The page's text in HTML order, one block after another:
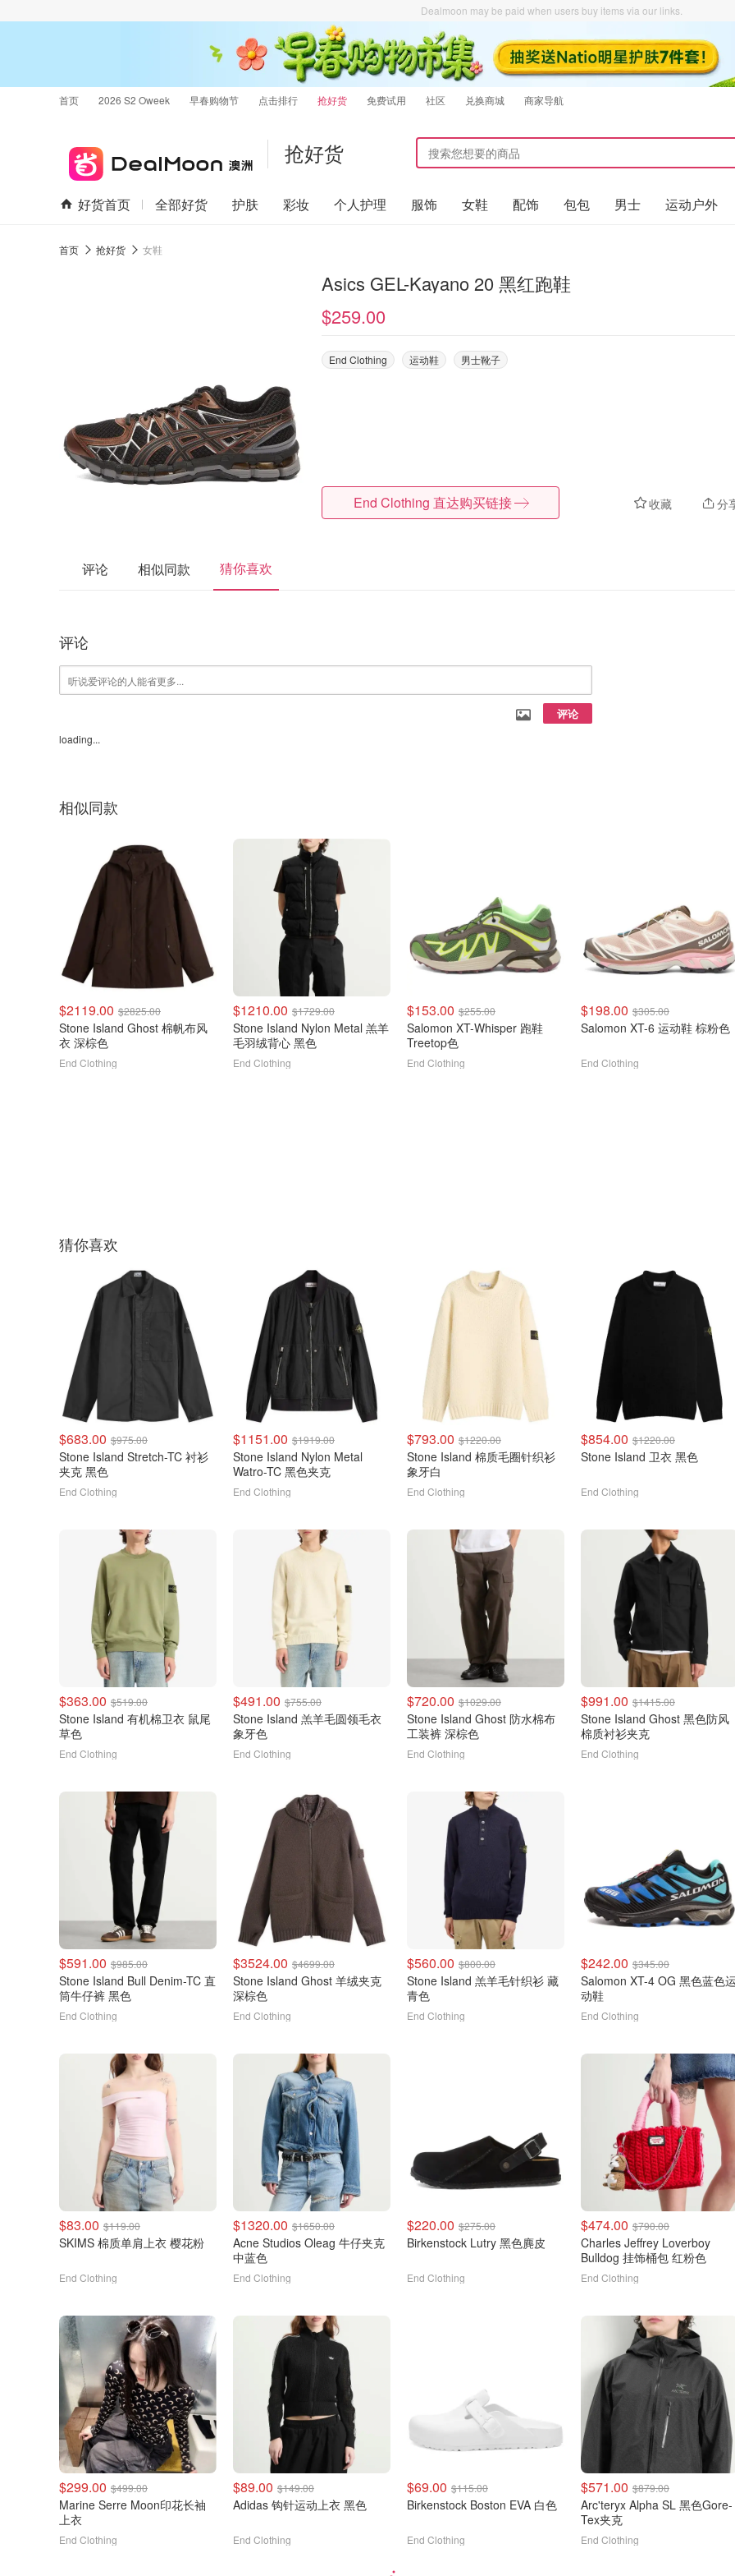
Dealmoon may be paid when users buy items via our links.
首页 2026 S2 Oweek 早春购物节 点击排行 抢好货 免费试用 社区 兑换商城 商家导航
抢好货
好货首页 全部好货 护肤 彩妆 个人护理 服饰 女鞋 配饰 包包 男士 运动户外
首页 抢好货 女鞋
Asics GEL-Kayano 20 黑红跑鞋
$259.00
End Clothing 运动鞋 男士靴子
收藏 分
End Clothing 直达购买链接
评论 相似同款 猜你喜欢
评论
评论
loading...
相似同款
$2119.00 $2825.00
Stone Island Ghost 棉帆布风
衣 深棕色
End Clothing
$1210.00 $1729.00
Stone Island Nylon Metal 羔羊
毛羽绒背心 黑色
End Clothing
$153.00 $255.00
Salomon XT-Whisper 跑鞋
Treetop色
End Clothing
$198.00 $305.00
Salomon XT-6 运动鞋 棕粉色
End Clothing
猜你喜欢
$683.00 $975.00
Stone Island Stretch-TC 衬衫
夹克 黑色
End Clothing
$1151.00 $1919.00
Stone Island Nylon Metal
Watro-TC 黑色夹克
End Clothing
$793.00 $1220.00
Stone Island 棉质毛圈针织衫
象牙白
End Clothing
$854.00 $1220.00
Stone Island 卫衣 黑色
End Clothing
$363.00 $519.00
Stone Island 有机棉卫衣 鼠尾
草色
End Clothing
$491.00 $755.00
Stone Island 羔羊毛圆领毛衣
象牙色
End Clothing
$720.00 $1029.00
Stone Island Ghost 防水棉布
工装裤 深棕色
End Clothing
$991.00 $1415.00
Stone Island Ghost 黑色防风
棉质衬衫夹克
End Clothing
$591.00 $985.00
Stone Island Bull Denim-TC 直
筒牛仔裤 黑色
End Clothing
$3524.00 $4699.00
Stone Island Ghost 羊绒夹克
深棕色
End Clothing
$560.00 $800.00
Stone Island 羔羊毛针织衫 藏
青色
End Clothing
$242.00 $345.00
Salomon XT-4 OG 黑色蓝色
动鞋
End Clothing
$83.00 $119.00
SKIMS 棉质单肩上衣 樱花粉
End Clothing
$1320.00 $1650.00
Acne Studios Oleag 牛仔夹克
中蓝色
End Clothing
$220.00 $275.00
Birkenstock Lutry 黑色麂皮
End Clothing
$474.00 $790.00
Charles Jeffrey Loverboy
Bulldog 挂饰桶包 红粉色
End Clothing
$299.00 $499.00
Marine Serre Moon印花长袖
上衣
End Clothing
$89.00 $149.00
Adidas 钩针运动上衣 黑色
End Clothing
$69.00 $115.00
Birkenstock Boston EVA 白色
End Clothing
$571.00 $879.00
Arc'teryx Alpha SL 黑色Gore-
Tex夹克
End Clothing